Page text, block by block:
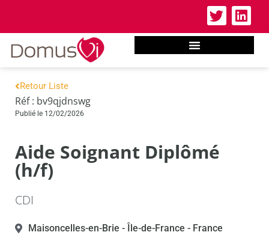
Retour Liste
Réf : bv9qjdnswg
Publié le 12/02/2026
Aide Soignant Diplômé
(h/f)
CDI
Maisoncelles-en-Brie - Île-de-France - France